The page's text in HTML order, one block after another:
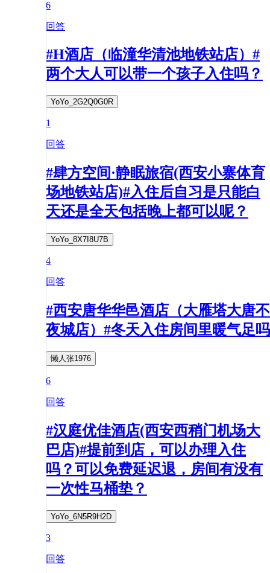
6
回答
#H酒店（临潼华清池地铁站店）#
两个大人可以带一个孩子入住吗？
YoYo_2G2Q0G0R
1
回答
#肆方空间·静眠旅宿(西安小寨体育
场地铁站店)#入住后自习是只能白
天还是全天包括晚上都可以呢？
YoYo_8X7I8U7B
4
回答
#西安唐华华邑酒店（大雁塔大唐不
夜城店）#冬天入住房间里暖气足吗
懒人张1976
6
回答
#汉庭优佳酒店(西安西稍门机场大
巴店)#提前到店，可以办理入住
吗？可以免费延迟退，房间有没有
一次性马桶垫？
YoYo_6N5R9H2D
3
回答